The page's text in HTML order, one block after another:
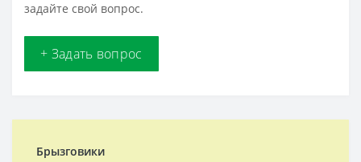
задайте свой вопрос.
+ Задать вопрос
Брызговики